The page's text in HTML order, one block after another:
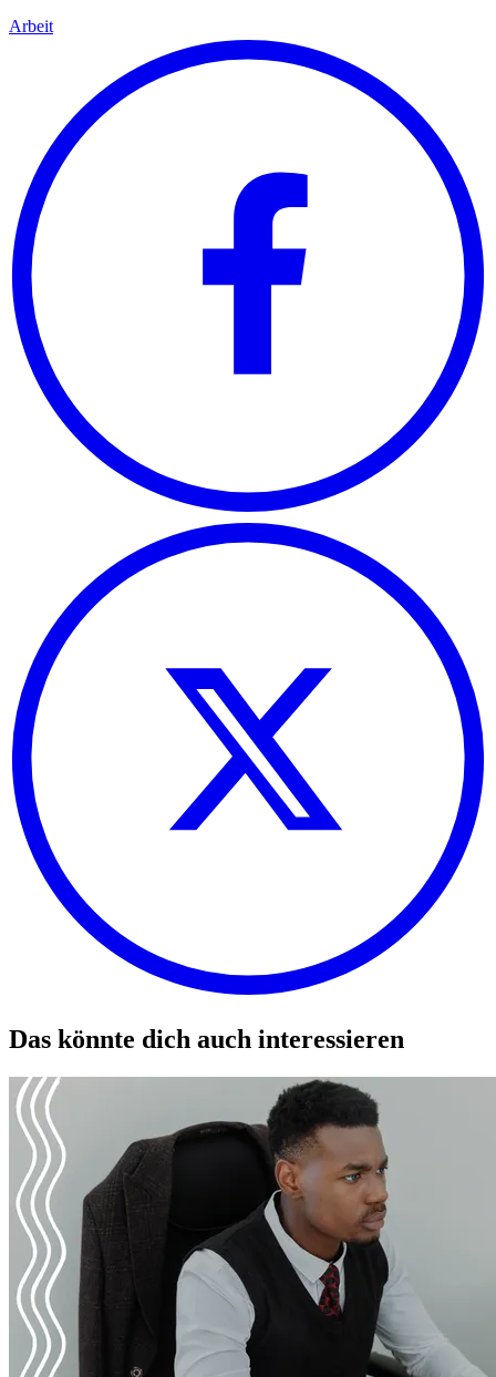
Arbeit
Das könnte dich auch interessieren